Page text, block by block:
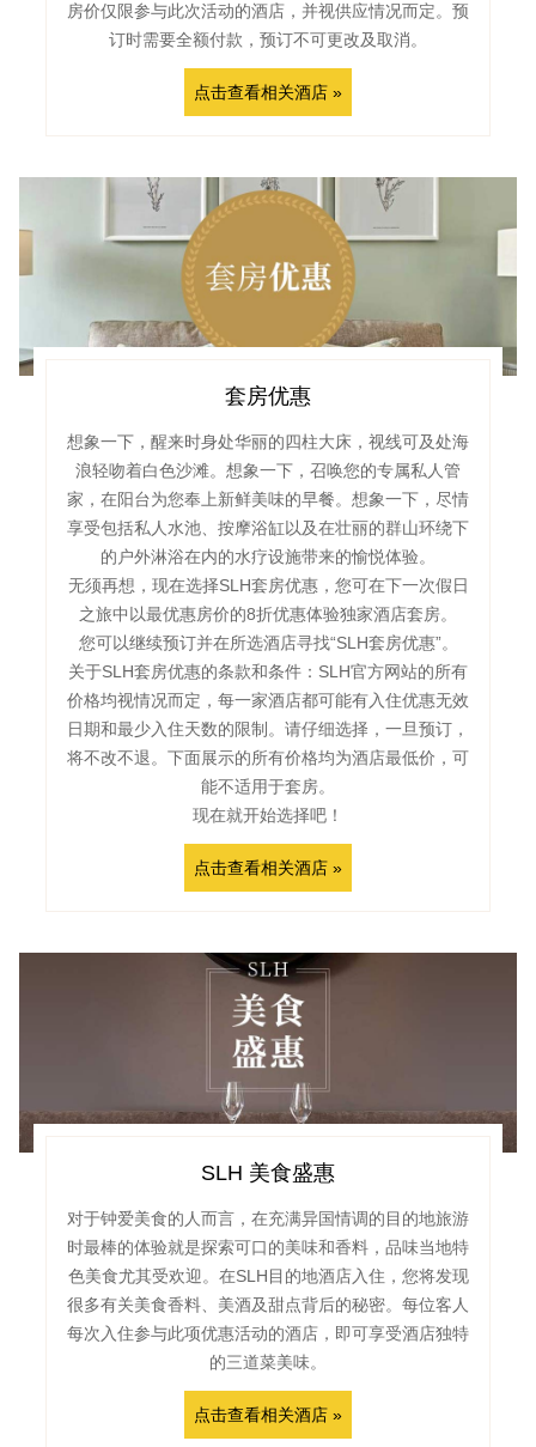
房价仅限参与此次活动的酒店，并视供应情况而定。预
订时需要全额付款，预订不可更改及取消。
点击查看相关酒店 »
套房优惠
想象一下，醒来时身处华丽的四柱大床，视线可及处海
浪轻吻着白色沙滩。想象一下，召唤您的专属私人管
家，在阳台为您奉上新鲜美味的早餐。想象一下，尽情
享受包括私人水池、按摩浴缸以及在壮丽的群山环绕下
的户外淋浴在内的水疗设施带来的愉悦体验。
无须再想，现在选择SLH套房优惠，您可在下一次假日
之旅中以最优惠房价的8折优惠体验独家酒店套房。
您可以继续预订并在所选酒店寻找“SLH套房优惠”。
关于SLH套房优惠的条款和条件： SLH官方网站的所有
价格均视情况而定，每一家酒店都可能有入住优惠无效
日期和最少入住天数的限制。请仔细选择，一旦预订，
将不改不退。下面展示的所有价格均为酒店最低价，可
能不适用于套房。
现在就开始选择吧！
点击查看相关酒店 »
SLH 美食盛惠
对于钟爱美食的人而言，在充满异国情调的目的地旅游
时最棒的体验就是探索可口的美味和香料，品味当地特
色美食尤其受欢迎。在SLH目的地酒店入住，您将发现
很多有关美食香料、美酒及甜点背后的秘密。每位客人
每次入住参与此项优惠活动的酒店，即可享受酒店独特
的三道菜美味。
点击查看相关酒店 »